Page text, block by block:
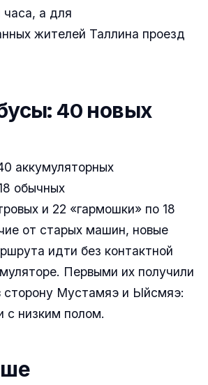
часа, а для
жителей Таллина проезд
40 новых
аккумуляторных
обычных
и 22 «гармошки» по 18
от старых машин, новые
идти без контактной
Первыми их получили
сторону Мустамяэ и Ыйсмяэ:
с низким полом.